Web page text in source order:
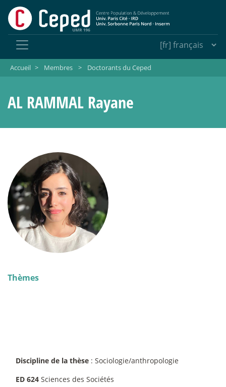
Accueil > Membres > Doctorants du Ceped
AL RAMMAL Rayane
Thèmes
Discipline de la thèse : Sociologie/anthropologie
ED 624 Sciences des Sociétés